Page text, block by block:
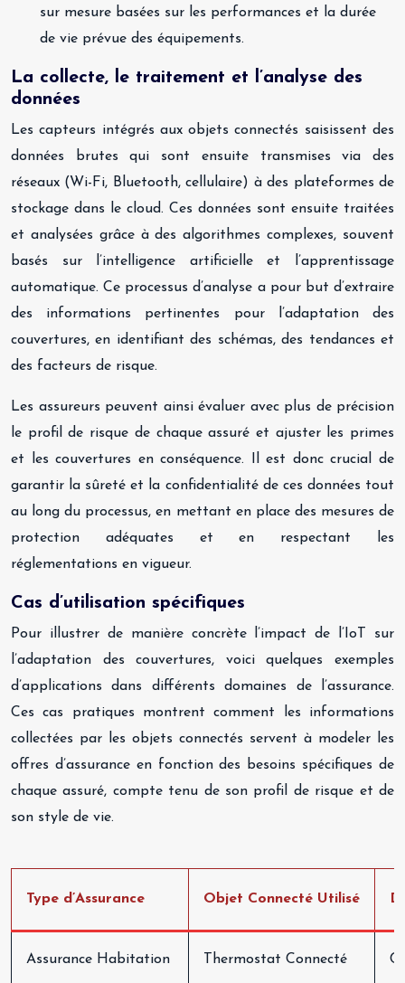
sur mesure basées sur les performances et la durée
de vie prévue des équipements.
La collecte, le traitement et l’analyse des
données
Les capteurs intégrés aux objets connectés saisissent des
données brutes qui sont ensuite transmises via des
réseaux (Wi-Fi, Bluetooth, cellulaire) à des plateformes de
stockage dans le cloud. Ces données sont ensuite traitées
et analysées grâce à des algorithmes complexes, souvent
basés sur l’intelligence artificielle et l’apprentissage
automatique. Ce processus d’analyse a pour but d’extraire
des informations pertinentes pour l’adaptation des
couvertures, en identifiant des schémas, des tendances et
des facteurs de risque.
Les assureurs peuvent ainsi évaluer avec plus de précision
le profil de risque de chaque assuré et ajuster les primes
et les couvertures en conséquence. Il est donc crucial de
garantir la sûreté et la confidentialité de ces données tout
au long du processus, en mettant en place des mesures de
protection adéquates et en respectant les
réglementations en vigueur.
Cas d’utilisation spécifiques
Pour illustrer de manière concrète l’impact de l’IoT sur
l’adaptation des couvertures, voici quelques exemples
d’applications dans différents domaines de l’assurance.
Ces cas pratiques montrent comment les informations
collectées par les objets connectés servent à modeler les
offres d’assurance en fonction des besoins spécifiques de
chaque assuré, compte tenu de son profil de risque et de
son style de vie.
Type d’Assurance Objet Connecté Utilisé
Assurance Habitation Thermostat Connecté